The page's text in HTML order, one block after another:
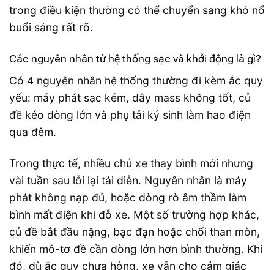
trong điều kiện thường có thể chuyển sang khó nổ
buổi sáng rất rõ.
Các nguyên nhân từ hệ thống sạc và khởi động là gì?
Có 4 nguyên nhân hệ thống thường đi kèm ắc quy
yếu: máy phát sạc kém, dây mass không tốt, củ
đề kéo dòng lớn và phụ tải ký sinh làm hao điện
qua đêm.
Trong thực tế, nhiều chủ xe thay bình mới nhưng
vài tuần sau lỗi lại tái diễn. Nguyên nhân là máy
phát không nạp đủ, hoặc dòng rò âm thầm làm
bình mất điện khi đỗ xe. Một số trường hợp khác,
củ đề bắt đầu nặng, bạc đạn hoặc chổi than mòn,
khiến mô-tơ đề cần dòng lớn hơn bình thường. Khi
đó, dù ắc quy chưa hỏng, xe vẫn cho cảm giác